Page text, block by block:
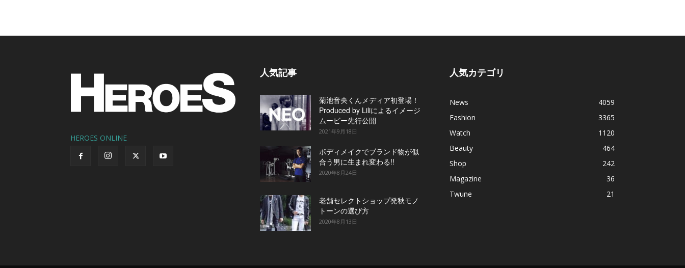
HEROES ONLINE
人気記事
菊池音央くんメディア初登場！
Produced by Liliによるイメージ
ムービー先行公開
2021年9月18日
ボディメイクでブランド物が似
合う男に生まれ変わる!!
2020年8月24日
老舗セレクトショップ発秋モノ
トーンの選び方
2020年8月13日
人気カテゴリ
News
4059
Fashion
3365
Watch
1120
Beauty
464
Shop
242
Magazine
36
Twune
21